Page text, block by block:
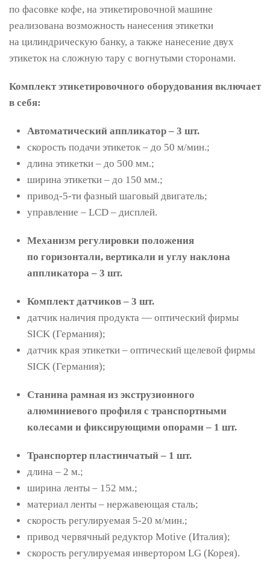
по фасовке кофе, на этикетировочной машине
реализована возможность нанесения этикетки
на цилиндрическую банку, а также нанесение двух
этикеток на сложную тару с вогнутыми сторонами.
Комплект этикетировочного оборудования включает
в себя:
Автоматический аппликатор – 3 шт.
скорость подачи этикеток – до 50 м/мин.;
длина этикетки – до 500 мм.;
ширина этикетки – до 150 мм.;
привод-5-ти фазный шаговый двигатель;
управление – LCD – дисплей.
Механизм регулировки положения
по горизонтали, вертикали и углу наклона
аппликатора – 3 шт.
Комплект датчиков – 3 шт.
датчик наличия продукта — оптический фирмы
SICK (Германия);
датчик края этикетки – оптический щелевой фирмы
SICK (Германия);
Станина рамная из экструзионного
алюминиевого профиля с транспортными
колесами и фиксирующими опорами – 1 шт.
Транспортер пластинчатый – 1 шт.
длина – 2 м.;
ширина ленты – 152 мм.;
материал ленты – нержавеющая сталь;
скорость регулируемая 5-20 м/мин.;
привод червячный редуктор Motive (Италия);
скорость регулируемая инвертором LG (Корея).